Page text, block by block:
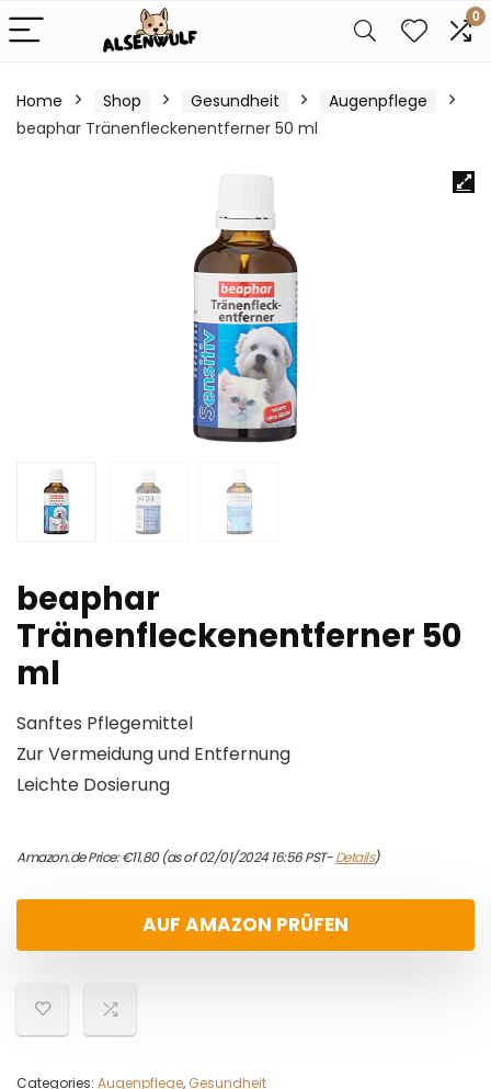
0
Home Shop Gesundheit
Augenpflege
beaphar Tränenfleckenentferner 50 ml
beaphar
Tränenfleckenentferner 50
ml
Sanftes Pflegemittel
Zur Vermeidung und Entfernung
Leichte Dosierung
Amazon.de Price:€11.80(as of 02/01/2024 16:56 PST-Details)
AUF AMAZON PRÜFEN
Categories: Augenpflege, Gesundheit